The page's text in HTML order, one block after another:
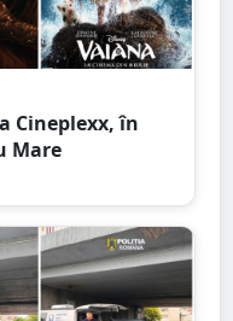
Cineplexx, în
Mare